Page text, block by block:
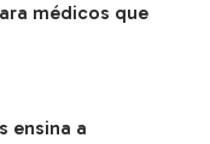
médicos que
ensina a